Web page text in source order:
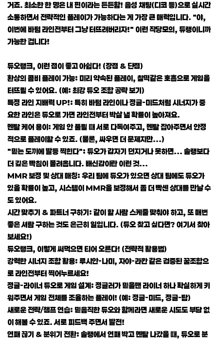
거죠. 최소한 한 명은 내 편이라는 든든함! 음성 채팅(디코 등)으로 실시간
소통하면서 전략적인 플레이가 가능하다는 게 가장 큰 매력입니다. "야,
이번에 바텀 라인전부터 그냥 터뜨려버리자!" 이런 작당모의, 듀랭이니까
가능한 겁니다!
듀오랭크, 이런 점이 좋고 아쉽다! (장점 & 단점)
환상의 콤비 플레이 가능: 미리 약속된 플레이, 찰떡같은 호흡으로 게임을
터뜨릴 수 있어요. (예: 최강 듀오 조합 공략 보기)
특정 라인 지배력 UP!: 특히 바텀 라인이나 정글-미드처럼 시너지가 중
요한 라인은 듀오로 가면 라인전부터 박살 낼 확률이 높아져요.
멘탈 케어 용이: 게임 안 풀릴 때 서로 다독여주고, 멘탈 잡아주면서 안정
적으로 플레이할 수 있죠. (물론, 싸우면 더 문제지만...)
"믿는 도끼에 발등 찍힌다": 듀오가 갑자기 던지거나 못하면... 솔랭보다
더 깊은 빡침이 몰려옵니다. 배신감이란 이런 것...
MMR 보정 및 상대 매칭: 우리 팀에 듀오가 있으면 상대 팀에도 듀오가
있을 확률이 높고, 시스템이 MMR을 보정해서 좀 더 빡센 상대를 만날 수
도 있어요.
시간 맞추기 & 파트너 구하기: 같이 할 사람 스케줄 맞춰야 하고, 또 매번
좋은 셔람 구하는 것도 은근히 일입니다. (듀오 찾고 싶다면? 여기서 찾아
보세요!)
듀오랭크, 이렇게 써먹으면 티어 오른다! (전략적 활용법)
강력한 시너지 조합 활용: 루시안-나미, 자야-라칸 같은 검증된 꿀조합으
로 라인전부터 찍어누르세요!
정글-라이너 듀오로 게임 설계: 정글러가 믿을맨 라이너 하나 확실하게 키
워주면서 게임 전체를 조율하는 플레이! (예: 정글-미드, 정글-탑)
새로운 전략/챔프 연습: 믿음직한 듀오와 함께라면 새로운 시도도 부담 없
이 해볼 수 있죠. 서로 피드백 주면서 발전!
연패 끊기 & 분위기 전환: 솔랭에서 연패 박고 멘탈 나갔을 때, 듀오로 분